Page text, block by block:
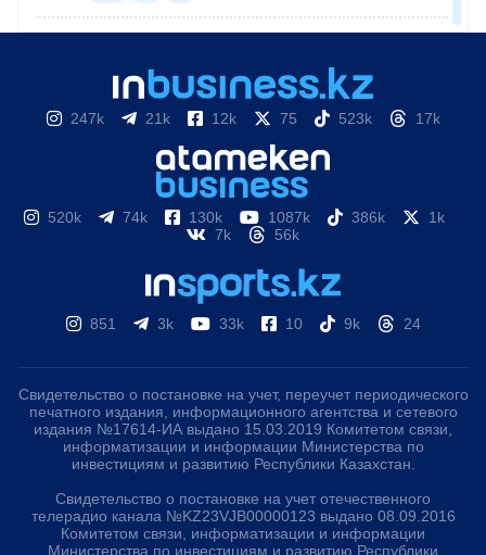
247k 21k 12k 75 523k 17k
520k 74k 130k 1087k 386k
1k
7k
56k
851 3k 33k 10 9k 24
Свидетельство о постановке на учет, переучет периодического
печатного издания, информационного агентства и сетевого
издания №17614-ИА выдано 15.03.2019 Комитетом связи,
информатизации и информации Министерства по
инвестициям и развитию Республики Казахстан.
Свидетельство о постановке на учет отечественного
телерадио канала №KZ23VJB00000123 выдано 08.09.2016
Комитетом связи, информатизации и информации
Министерства по инвестициям и развитию Республики